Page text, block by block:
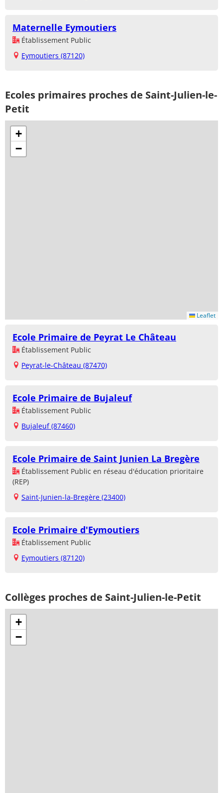
Maternelle Eymoutiers
Établissement Public
Eymoutiers (87120)
Ecoles primaires proches de Saint-Julien-le-
Petit
+
−
Leaflet
Ecole Primaire de Peyrat Le Château
Établissement Public
Peyrat-le-Château (87470)
Ecole Primaire de Bujaleuf
Établissement Public
Bujaleuf (87460)
Ecole Primaire de Saint Junien La Bregère
Établissement Public en réseau d'éducation prioritaire
(REP)
Saint-Junien-la-Bregère (23400)
Ecole Primaire d'Eymoutiers
Établissement Public
Eymoutiers (87120)
Collèges proches de Saint-Julien-le-Petit
+
−